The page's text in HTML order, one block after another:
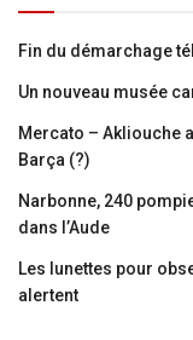
Fin du démarchage
Un nouveau musée
Mercato – Akliouche
Barça (?)
Narbonne, 240
dans l’Aude
Les lunettes pour
alertent